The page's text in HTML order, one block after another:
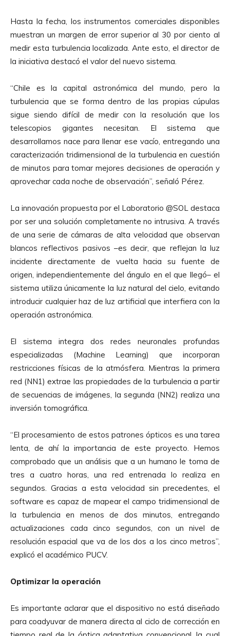
Hasta la fecha, los instrumentos comerciales disponibles
muestran un margen de error superior al 30 por ciento al
medir esta turbulencia localizada. Ante esto, el director de
la iniciativa destacó el valor del nuevo sistema.
“Chile es la capital astronómica del mundo, pero la
turbulencia que se forma dentro de las propias cúpulas
sigue siendo difícil de medir con la resolución que los
telescopios gigantes necesitan. El sistema que
desarrollamos nace para llenar ese vacío, entregando una
caracterización tridimensional de la turbulencia en cuestión
de minutos para tomar mejores decisiones de operación y
aprovechar cada noche de observación”, señaló Pérez.
La innovación propuesta por el Laboratorio @SOL destaca
por ser una solución completamente no intrusiva. A través
de una serie de cámaras de alta velocidad que observan
blancos reflectivos pasivos –es decir, que reflejan la luz
incidente directamente de vuelta hacia su fuente de
origen, independientemente del ángulo en el que llegó– el
sistema utiliza únicamente la luz natural del cielo, evitando
introducir cualquier haz de luz artificial que interfiera con la
operación astronómica.
El sistema integra dos redes neuronales profundas
especializadas (Machine Learning) que incorporan
restricciones físicas de la atmósfera. Mientras la primera
red (NN1) extrae las propiedades de la turbulencia a partir
de secuencias de imágenes, la segunda (NN2) realiza una
inversión tomográfica.
“El procesamiento de estos patrones ópticos es una tarea
lenta, de ahí la importancia de este proyecto. Hemos
comprobado que un análisis que a un humano le toma de
tres a cuatro horas, una red entrenada lo realiza en
segundos. Gracias a esta velocidad sin precedentes, el
software es capaz de mapear el campo tridimensional de
la turbulencia en menos de dos minutos, entregando
actualizaciones cada cinco segundos, con un nivel de
resolución espacial que va de los dos a los cinco metros”,
explicó el académico PUCV.
Optimizar la operación
Es importante aclarar que el dispositivo no está diseñado
para coadyuvar de manera directa al ciclo de corrección en